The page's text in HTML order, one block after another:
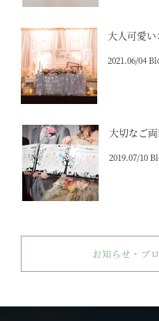
大人可愛い
2021.06/04
大切なご
2019.07/10
お知らせ・ブ